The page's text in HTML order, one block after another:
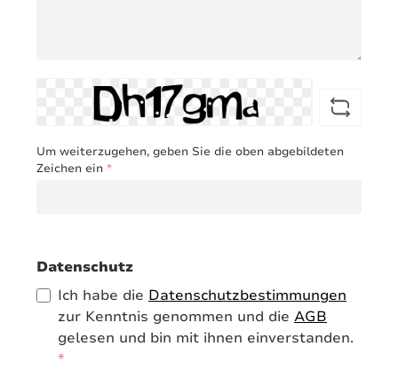
Um weiterzugehen, geben Sie die oben abgebildeten
Zeichen ein *
Datenschutz
Ich habe die Datenschutzbestimmungen
zur Kenntnis genommen und die AGB
gelesen und bin mit ihnen einverstanden.
*